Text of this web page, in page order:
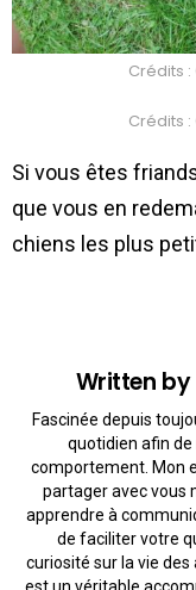
Crédits
Crédits
Si vous êtes
que vous en
chiens les plus
Written by
Fascinée depuis
quotidien afin
comportement. Mon
partager avec vous
apprendre à
de faciliter votre
curiosité sur la vie
est un véritable